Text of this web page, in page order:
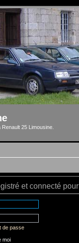
25 Limousine.
et connecté
de passe
moi